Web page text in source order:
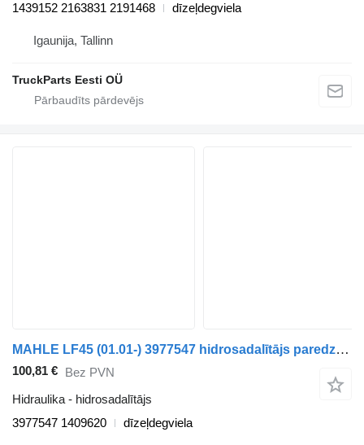
1439152 2163831 2191468
dīzeļdegviela
Igaunija, Tallinn
TruckParts Eesti OÜ
MAHLE LF45 (01.01-) 3977547 hidrosadalītājs paredzēts DAF LF45, LF55, LF180, CF65, CF75, CF85 (2001-) vilcēja
100,81 € Bez PVN
Hidraulika - hidrosadalītājs
3977547 1409620
dīzeļdegviela